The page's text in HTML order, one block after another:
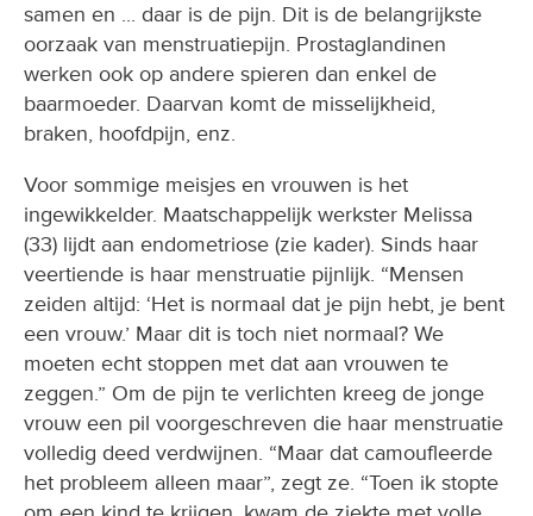
samen en ... daar is de pijn. Dit is de belangrijkste
oorzaak van menstruatiepijn. Prostaglandinen
werken ook op andere spieren dan enkel de
baarmoeder. Daarvan komt de misselijkheid,
braken, hoofdpijn, enz.
Voor sommige meisjes en vrouwen is het
ingewikkelder. Maatschappelijk werkster Melissa
(33) lijdt aan endometriose (zie kader). Sinds haar
veertiende is haar menstruatie pijnlijk. “Mensen
zeiden altijd: ‘Het is normaal dat je pijn hebt, je bent
een vrouw.’ Maar dit is toch niet normaal? We
moeten echt stoppen met dat aan vrouwen te
zeggen.” Om de pijn te verlichten kreeg de jonge
vrouw een pil voorgeschreven die haar menstruatie
volledig deed verdwijnen. “Maar dat camoufleerde
het probleem alleen maar”, zegt ze. “Toen ik stopte